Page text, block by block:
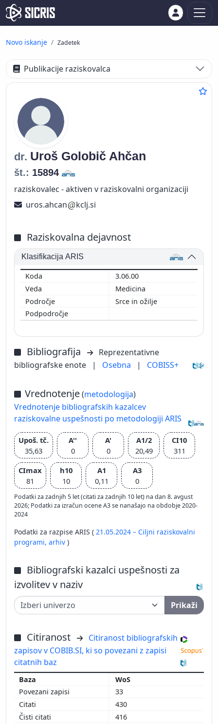
Novo iskanje Zadetek
Publikacije raziskovalca
dr. Uroš Golobič Ahčan
št.: 15894
raziskovalec - aktiven v raziskovalni organizaciji
uros.ahcan
kclj.si
Raziskovalna dejavnost
Klasifikacija ARIS
3.06.00
Medicina
Srce in ožilje
Bibliografija
Reprezentativne
bibliografske enote
| Osebna | COBISS+
Vrednotenje(metodologija)
Vrednotenje bibliografskih kazalcev
raziskovalne uspešnosti po metodologiji ARIS
Upoš. tč.
35,63
A''
0
A'
0
A1/2
20,49
CI10
311
CImax
81
h10
10
A1
0,11
A3
0
Podatki za zadnjih 5 let (citati za zadnjih 10 let) na dan 8. avgust
2026; Podatki za izračun ocene A3 se nanašajo na obdobje 2020-
2024
Podatki za razpise ARIS ( 21.05.2024 – Ciljni raziskovalni
programi, arhiv )
Bibliografski kazalci uspešnosti za
izvolitev v naziv
Prikaži
Citiranost
Citiranost bibliografskih
zapisov v COBIB.SI, ki so povezani z zapisi
citatnih baz
WoS
33
430
416